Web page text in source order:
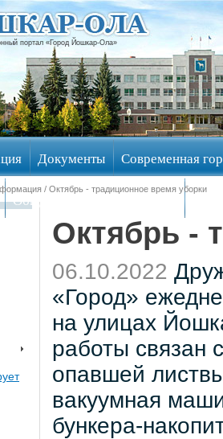
портал «Город Йошкар-Ола»
Документы Современная
Общественные обсуждения
/ Октябрь - традиционное время уборки
Октябрь -
06.10.2022
«Город»
на улицах
работы связан
опавшей
вакуумная
бункера-